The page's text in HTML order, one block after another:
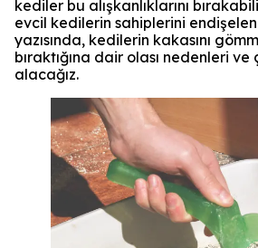
kediler bu alışkanlıklarını
evcil kedilerin sahiplerini
yazısında, kedilerin kakasını
bıraktığına dair olası nedenleri ve
alacağız.